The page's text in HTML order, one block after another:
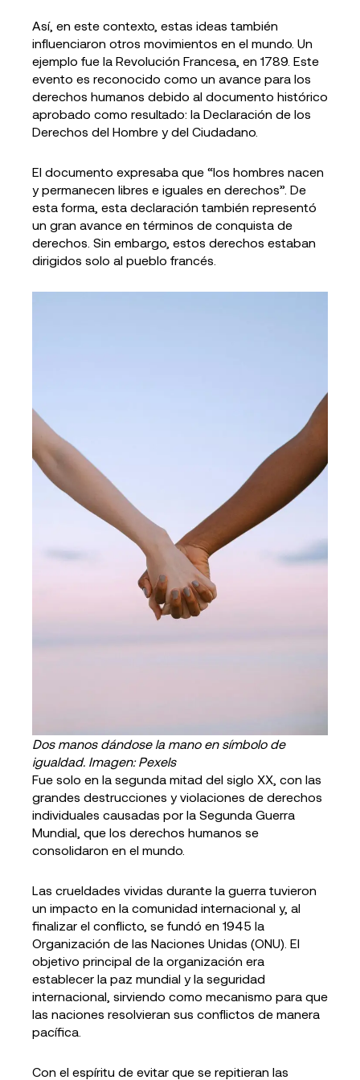
Así, en este contexto, estas ideas también
influenciaron otros movimientos en el mundo. Un
ejemplo fue la Revolución Francesa, en 1789. Este
evento es reconocido como un avance para los
derechos humanos debido al documento histórico
aprobado como resultado: la Declaración de los
Derechos del Hombre y del Ciudadano.
El documento expresaba que “los hombres nacen
y permanecen libres e iguales en derechos”. De
esta forma, esta declaración también representó
un gran avance en términos de conquista de
derechos. Sin embargo, estos derechos estaban
dirigidos solo al pueblo francés.
Dos manos dándose la mano en símbolo de
igualdad. Imagen: Pexels
Fue solo en la segunda mitad del siglo XX, con las
grandes destrucciones y violaciones de derechos
individuales causadas por la Segunda Guerra
Mundial, que los derechos humanos se
consolidaron en el mundo.
Las crueldades vividas durante la guerra tuvieron
un impacto en la comunidad internacional y, al
finalizar el conflicto, se fundó en 1945 la
Organización de las Naciones Unidas (ONU). El
objetivo principal de la organización era
establecer la paz mundial y la seguridad
internacional, sirviendo como mecanismo para que
las naciones resolvieran sus conflictos de manera
pacífica.
Con el espíritu de evitar que se repitieran las